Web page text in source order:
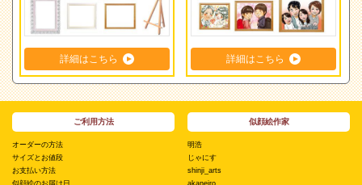
詳細はこちら 詳細はこちら
ご利用方法
オーダーの方法
サイズとお値段
お支払い方法
似顔絵作家
明浩
じゃにす
shinji_arts